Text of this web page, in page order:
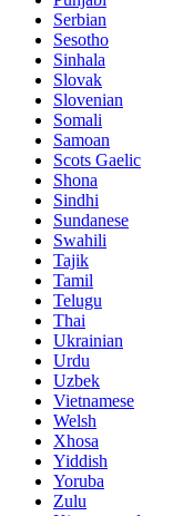
Serbian
Sesotho
Sinhala
Slovak
Slovenian
Somali
Samoan
Scots Gaelic
Shona
Sindhi
Sundanese
Swahili
Tajik
Tamil
Telugu
Thai
Ukrainian
Urdu
Uzbek
Vietnamese
Welsh
Xhosa
Yiddish
Yoruba
Zulu